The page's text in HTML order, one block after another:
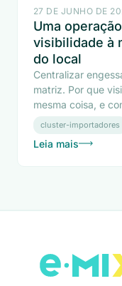
27 DE JUNHO DE
Uma
visibilidade à
do local
Centralizar
matriz. Por que
mesma coisa, e
cluster-importadores
Leia mais